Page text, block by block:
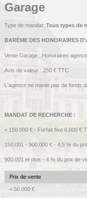
Garage
Type de mandat: Tous types de
BARÈME DES HONORAIRES
Vente Garage : Honoraires
Avis de valeur : 250 € TTC
L'agence ne manie pas de fonds
MANDAT DE RECHERCHE :
< 150.000 € - Forfait fixe 6.000 €
150.001 - 900.000 € - 4,5 % du
900.001 et plus - 4 % du prix de
Prix de vente
<50 000 €